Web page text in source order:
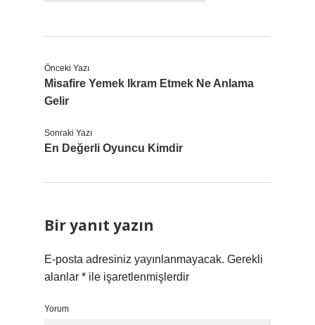
Önceki Yazı
Misafire Yemek Ikram Etmek Ne Anlama
Gelir
Sonraki Yazı
En Değerli Oyuncu Kimdir
Bir yanıt yazın
E-posta adresiniz yayınlanmayacak. Gerekli
alanlar * ile işaretlenmişlerdir
Yorum